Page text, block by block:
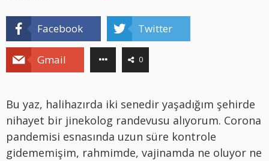
Facebook Twitter
Gmail 0
Bu yaz, halihazırda iki senedir yaşadığım şehirde
nihayet bir jinekolog randevusu alıyorum. Corona
pandemisi esnasında uzun süre kontrole
gidememişim, rahmimde, vajinamda ne oluyor ne